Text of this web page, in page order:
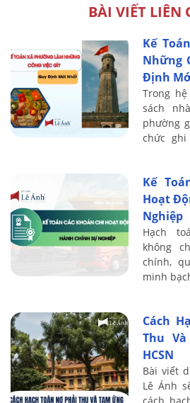
BÀI VIẾT LIÊN
Kế Toán Xã Phường Làm
Những
Định
Trong
sách
phường
chức ghi
sở. Chất
Kế Toán Các Khoản Chi
Hoạt
Nghiệp
Hạch
không
chính,
minh
vững ...
Cách Hạch Toán Nợ Phải
Thu
HCSN
Bài viết
Lê Ánh